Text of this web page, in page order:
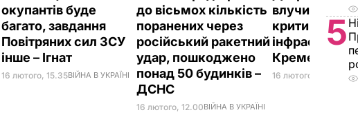
окупантів буде
багато, завдання
Повітряних сил ЗСУ
інше – Ігнат
16 лютого, 15.35ВІЙНА В УКРАЇНІ
до вісьмох кількість
поранених через
російський ракетний
удар, пошкоджено
понад 50 будинків –
ДСНС
16 лютого, 12.00ВІЙНА В УКРАЇНІ
влучили в
критичної
Кременчуці
16 лютого, 10.57
5